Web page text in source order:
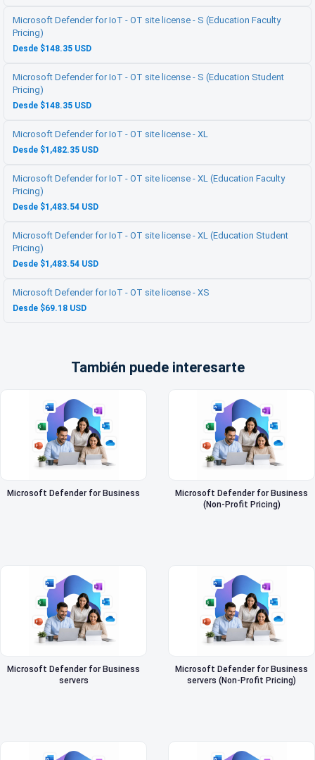
Microsoft Defender for IoT - OT site license - S (Education Faculty
Pricing)
Desde $148.35 USD
Microsoft Defender for IoT - OT site license - S (Education Student
Pricing)
Desde $148.35 USD
Microsoft Defender for IoT - OT site license - XL
Desde $1,482.35 USD
Microsoft Defender for IoT - OT site license - XL (Education Faculty
Pricing)
Desde $1,483.54 USD
Microsoft Defender for IoT - OT site license - XL (Education Student
Pricing)
Desde $1,483.54 USD
Microsoft Defender for IoT - OT site license - XS
Desde $69.18 USD
También puede interesarte
Microsoft Defender for Business
Microsoft Defender for Business
(Non-Profit Pricing)
Microsoft Defender for Business
servers
Microsoft Defender for Business
servers (Non-Profit Pricing)